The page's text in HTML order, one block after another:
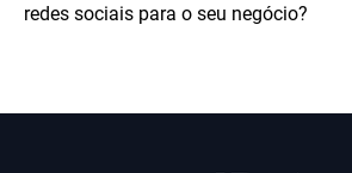
redes sociais para o seu negócio?